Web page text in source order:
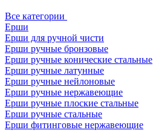
Все категории
Ерши
Ерши для ручной чисти
Ерши ручные бронзовые
Ерши ручные конические стальные
Ерши ручные латунные
Ерши ручные нейлоновые
Ерши ручные нержавеющие
Ерши ручные плоские стальные
Ерши ручные стальные
Ерши фитинговые нержавеющие